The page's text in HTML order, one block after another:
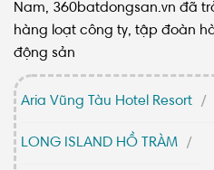
Nam, 360batdongsan.vn đã
hàng loạt công ty, tập đoàn
động sản
Aria Vũng Tàu Hotel Resort
LONG ISLAND HỒ TRÀM